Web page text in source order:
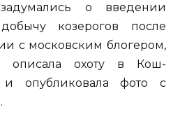
о введении
козерогов после
с московским блогером,
описала охоту в Кош-
и опубликовала фото с